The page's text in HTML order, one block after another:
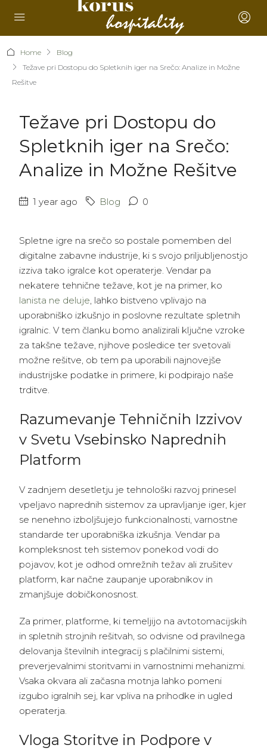
Home
Blog
Težave pri Dostopu do Spletknih iger na Srečo: Analize in Možne
Rešitve
Težave pri Dostopu do
Spletknih iger na Srečo:
Analize in Možne Rešitve
1 year ago Blog 0
Spletne igre na srečo so postale pomemben del
digitalne zabavne industrije, ki s svojo priljubljenostjo
izziva tako igralce kot operaterje. Vendar pa
nekatere tehnične težave, kot je na primer, ko
lanista ne deluje, lahko bistveno vplivajo na
uporabniško izkušnjo in poslovne rezultate spletnih
igralnic. V tem članku bomo analizirali ključne vzroke
za takšne težave, njihove posledice ter svetovali
možne rešitve, ob tem pa uporabili najnovejše
industrijske podatke in primere, ki podpirajo naše
trditve.
Razumevanje Tehničnih Izzivov
v Svetu Vsebinsko Naprednih
Platform
V zadnjem desetletju je tehnološki razvoj prinesel
vpeljavo naprednih sistemov za upravljanje iger, kjer
se nenehno izboljšujejo funkcionalnosti, varnostne
standarde ter uporabniška izkušnja. Vendar pa
kompleksnost teh sistemov ponekod vodi do
pojavov, kot je odhod omrežnih težav ali zrušitev
platform, kar načne zaupanje uporabnikov in
zmanjšuje dobičkonosnost.
Za primer, platforme, ki temeljijo na avtotomacijskih
in spletnih strojnih rešitvah, so odvisne od pravilnega
delovanja številnih integracij s plačilnimi sistemi,
preverjevalnimi storitvami in varnostnimi mehanizmi.
Vsaka okvara ali začasna motnja lahko pomeni
izgubo igralnih sej, kar vpliva na prihodke in ugled
operaterja.
Vloga Storitve in Podpore v